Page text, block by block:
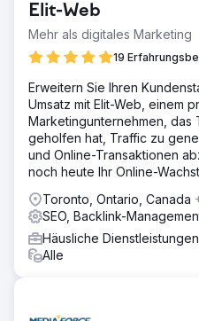
Zusammenhang mit ihren
Ranking, was zu verpassten
Gewinnung neuer
Technisches SEO-Audit:
Behebung struktureller
Website-Geschwindigkeit.
Optimierung: Identifizierung
Expertise von Kotak Law
Website-Inhalte und
High DA Link Building
Ergebnis
353 % Anstieg des
innerhalb eines Jahres.
Leads. Erweiterter
Elit-Web
Mehr als digitales Marketing
19
Erweitern Sie Ihren
Umsatz mit Elit-Web, einem
Marketingunternehmen, das
geholfen hat, Traffic zu
und Online-Transaktionen
noch heute Ihr Online-
Toronto, Ontario, Canada
SEO, Backlink-
Häusliche
Alle